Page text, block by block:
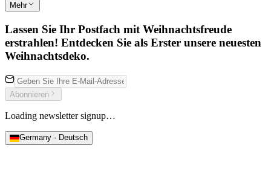
Mehr
Lassen Sie Ihr Postfach mit Weihnachtsfreude
erstrahlen! Entdecken Sie als Erster unsere neuesten
Weihnachtsdeko.
Abonnieren
Loading newsletter signup…
Germany · Deutsch